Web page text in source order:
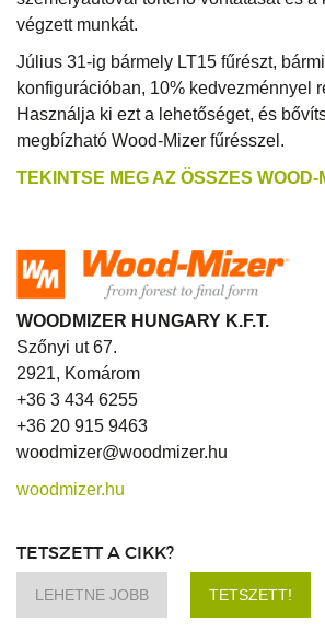
végzett munkát.
Július 31-ig bármely LT15 fűrészt,
konfigurációban, 10% kedvezménnyel
Használja ki ezt a lehetőséget, és
megbízható Wood-Mizer fűrésszel.
TEKINTSE MEG AZ ÖSSZES WOOD-
WOODMIZER HUNGARY K.F.T.
Szőnyi ut 67.
2921, Komárom
+36 3 434 6255
+36 20 915 9463
woodmizer@woodmizer.hu
woodmizer.hu
TETSZETT A CIKK?
LEHETNE JOBB TETSZETT!